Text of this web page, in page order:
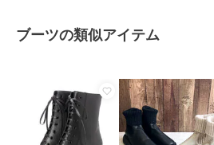
ブーツの類似アイテム